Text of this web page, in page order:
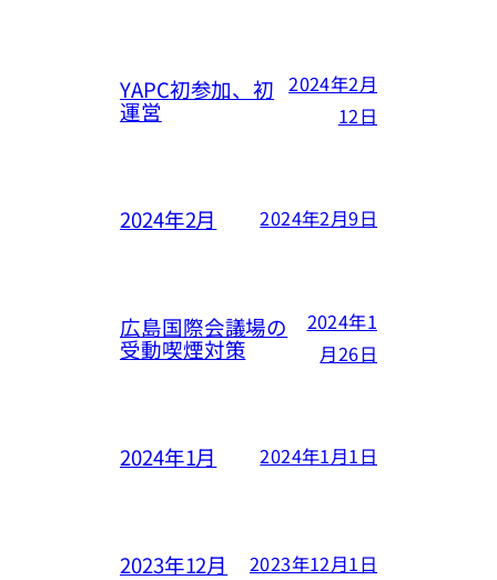
YAPC初参加、初
運営
2024年2月
12日
2024年2月 2024年2月9日
広島国際会議場の
受動喫煙対策
2024年1
月26日
2024年1月 2024年1月1日
2023年12月 2023年12月1日